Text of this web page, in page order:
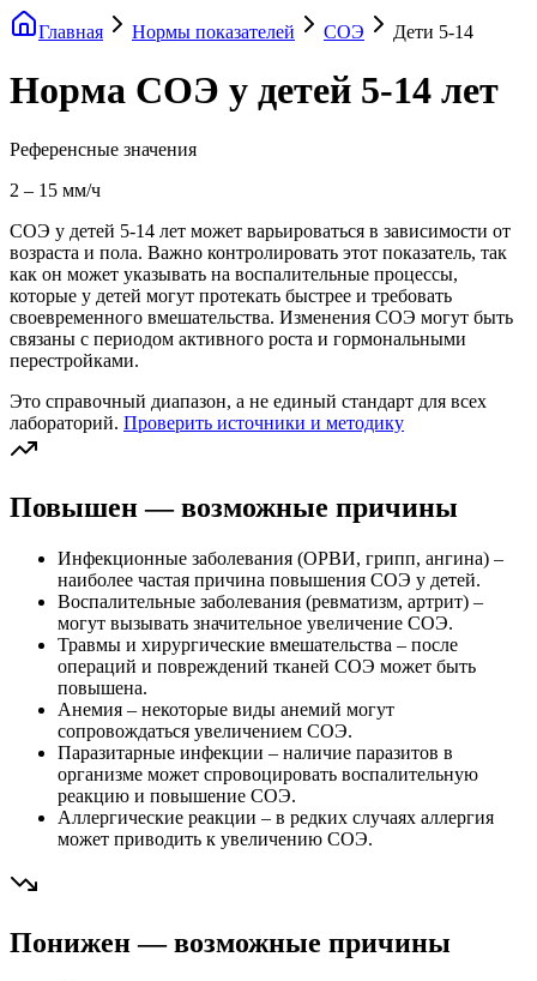
Главная Нормы показателей СОЭ Дети 5-14
Норма СОЭ у детей 5-14 лет
Референсные значения
2 – 15 мм/ч
СОЭ у детей 5-14 лет может варьироваться в зависимости от
возраста и пола. Важно контролировать этот показатель, так
как он может указывать на воспалительные процессы,
которые у детей могут протекать быстрее и требовать
своевременного вмешательства. Изменения СОЭ могут быть
связаны с периодом активного роста и гормональными
перестройками.
Это справочный диапазон, а не единый стандарт для всех
лабораторий. Проверить источники и методику
Повышен — возможные причины
Инфекционные заболевания (ОРВИ, грипп, ангина) –
наиболее частая причина повышения СОЭ у детей.
Воспалительные заболевания (ревматизм, артрит) –
могут вызывать значительное увеличение СОЭ.
Травмы и хирургические вмешательства – после
операций и повреждений тканей СОЭ может быть
повышена.
Анемия – некоторые виды анемий могут
сопровождаться увеличением СОЭ.
Паразитарные инфекции – наличие паразитов в
организме может спровоцировать воспалительную
реакцию и повышение СОЭ.
Аллергические реакции – в редких случаях аллергия
может приводить к увеличению СОЭ.
Понижен — возможные причины